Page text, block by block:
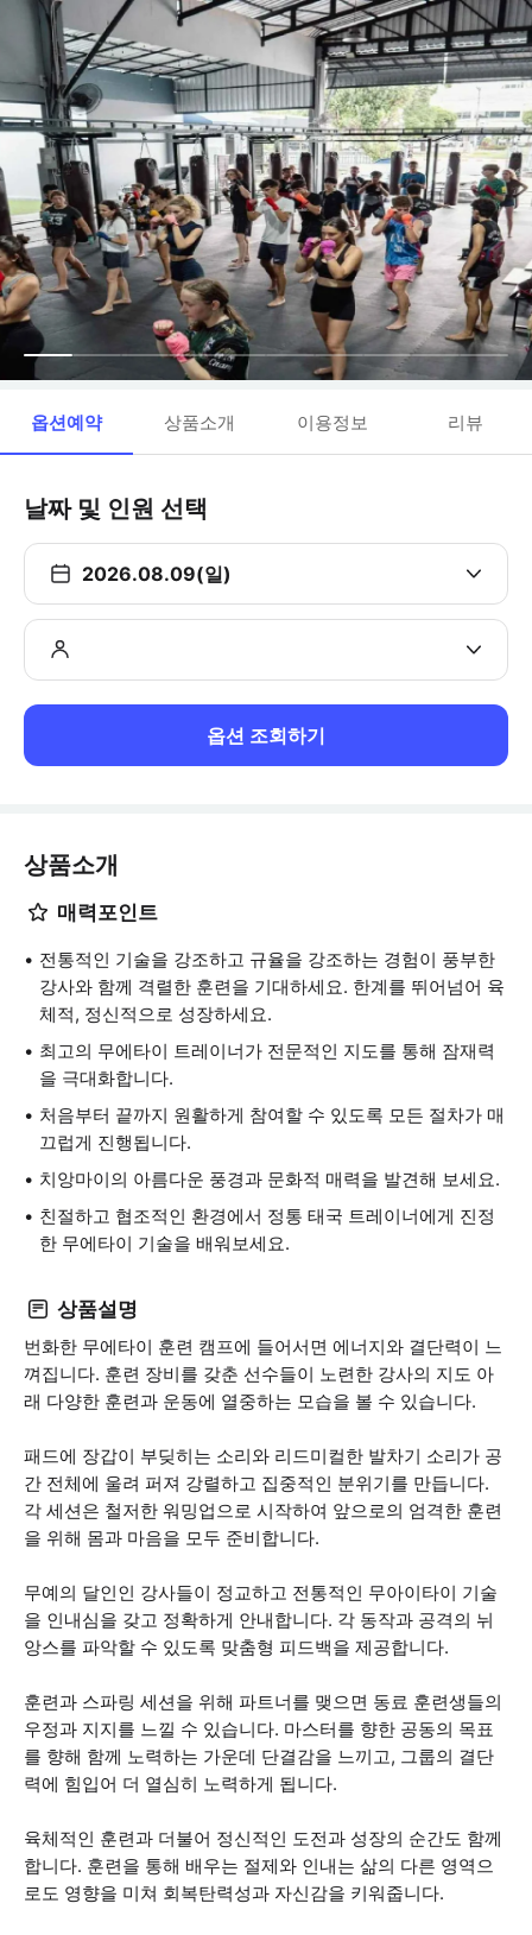
옵션예약 상품소개 이용정보 리뷰
날짜 및 인원 선택
2026.08.09(일)
옵션 조회하기
상품소개
매력포인트
전통적인 기술을 강조하고 규율을 강조하는 경험이 풍부한
강사와 함께 격렬한 훈련을 기대하세요. 한계를 뛰어넘어 육
체적, 정신적으로 성장하세요.
최고의 무에타이 트레이너가 전문적인 지도를 통해 잠재력
을 극대화합니다.
처음부터 끝까지 원활하게 참여할 수 있도록 모든 절차가 매
끄럽게 진행됩니다.
치앙마이의 아름다운 풍경과 문화적 매력을 발견해 보세요.
친절하고 협조적인 환경에서 정통 태국 트레이너에게 진정
한 무에타이 기술을 배워보세요.
상품설명
번화한 무에타이 훈련 캠프에 들어서면 에너지와 결단력이 느
껴집니다. 훈련 장비를 갖춘 선수들이 노련한 강사의 지도 아
래 다양한 훈련과 운동에 열중하는 모습을 볼 수 있습니다.
패드에 장갑이 부딪히는 소리와 리드미컬한 발차기 소리가 공
간 전체에 울려 퍼져 강렬하고 집중적인 분위기를 만듭니다.
각 세션은 철저한 워밍업으로 시작하여 앞으로의 엄격한 훈련
을 위해 몸과 마음을 모두 준비합니다.
무예의 달인인 강사들이 정교하고 전통적인 무아이타이 기술
을 인내심을 갖고 정확하게 안내합니다. 각 동작과 공격의 뉘
앙스를 파악할 수 있도록 맞춤형 피드백을 제공합니다.
훈련과 스파링 세션을 위해 파트너를 맺으면 동료 훈련생들의
우정과 지지를 느낄 수 있습니다. 마스터를 향한 공동의 목표
를 향해 함께 노력하는 가운데 단결감을 느끼고, 그룹의 결단
력에 힘입어 더 열심히 노력하게 됩니다.
육체적인 훈련과 더불어 정신적인 도전과 성장의 순간도 함께
합니다. 훈련을 통해 배우는 절제와 인내는 삶의 다른 영역으
로도 영향을 미쳐 회복탄력성과 자신감을 키워줍니다.